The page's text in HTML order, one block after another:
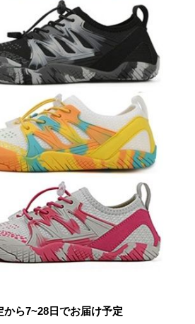
から7~28日でお届け予定